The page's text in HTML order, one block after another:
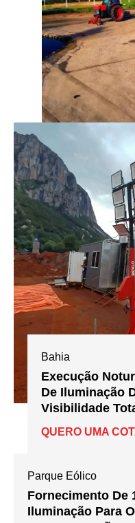
Bahia
Execução
De Iluminação
Visibilidade
QUERO UMA
Parque Eólico
Fornecimento De
Iluminação Para